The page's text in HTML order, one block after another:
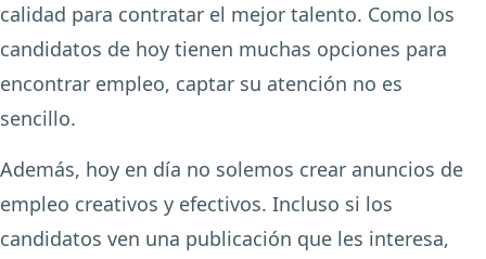
calidad para contratar el mejor talento. Como los
candidatos de hoy tienen muchas opciones para
encontrar empleo, captar su atención no es
sencillo.
Además, hoy en día no solemos crear anuncios de
empleo creativos y efectivos. Incluso si los
candidatos ven una publicación que les interesa,